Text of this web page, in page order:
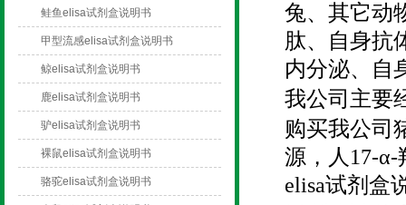
鲑鱼elisa试剂盒说明书
甲型流感elisa试剂盒说明书
鲸elisa试剂盒说明书
鹿elisa试剂盒说明书
驴elisa试剂盒说明书
裸鼠elisa试剂盒说明书
骆驼elisa试剂盒说明书
兔、其它动
肽、自身抗
内分泌、自
我公司主要
购买我公司
源， 人17-
elisa试剂盒